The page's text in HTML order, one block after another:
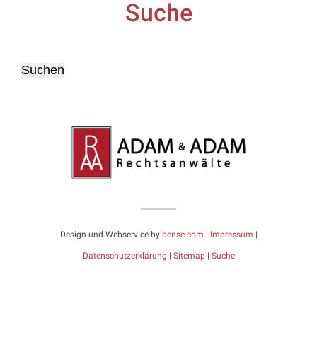
Suche
Design und Webservice by bense.com | Impressum |
Datenschutzerklärung | Sitemap| Suche